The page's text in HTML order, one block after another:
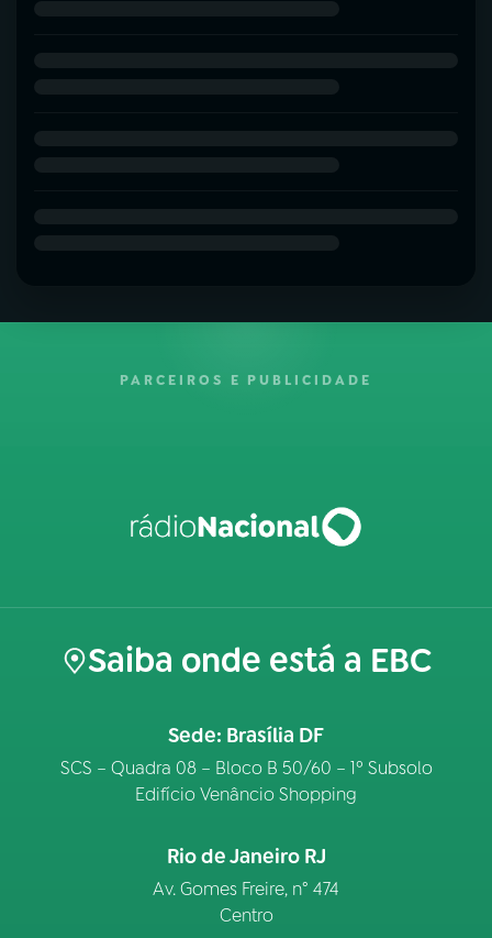
PARCEIROS E PUBLICIDADE
Saiba onde está a EBC
Sede: Brasília DF
SCS – Quadra 08 – Bloco B 50/60 – 1º Subsolo
Edifício Venâncio Shopping
Rio de Janeiro RJ
Av. Gomes Freire, n° 474
Centro